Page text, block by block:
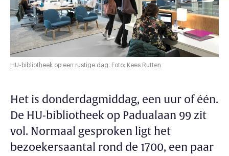
HU-bibliotheek op een rustige dag. Foto: Kees Rutten
Het is donderdagmiddag, een uur of één.
De HU-bibliotheek op Padualaan 99 zit
vol. Normaal gesproken ligt het
bezoekersaantal rond de 1700, een paar